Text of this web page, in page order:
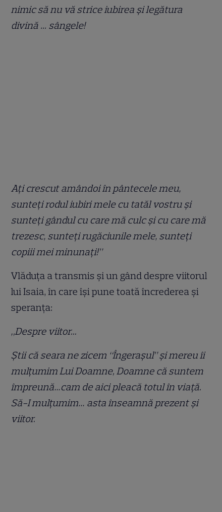
nimic să nu vă strice iubirea și legătura
divină … sângele!
Ați crescut amândoi în pântecele meu,
sunteți rodul iubiri mele cu tatăl vostru și
sunteți gândul cu care mă culc și cu care mă
trezesc, sunteți rugăciunile mele, sunteți
copiii mei minunați!”
Vlăduța a transmis și un gând despre viitorul
lui Isaia, în care își pune toată încrederea și
speranța:
„Despre viitor…
Știi că seara ne zicem “Îngerașul” și mereu îi
mulțumim Lui Doamne, Doamne că suntem
împreună…cam de aici pleacă totul în viață.
Să-I mulțumim… asta înseamnă prezent și
viitor.